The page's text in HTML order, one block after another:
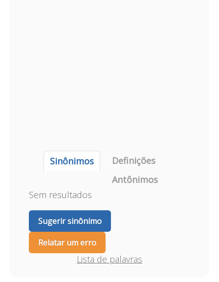
Sinônimos
Definições
Antônimos
Sem resultados
Sugerir sinônimo
Relatar um erro
Lista de palavras